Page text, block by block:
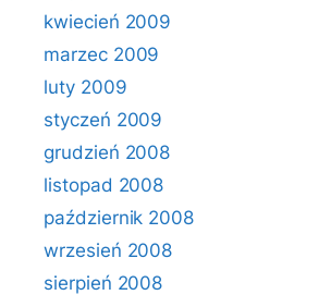
kwiecień 2009
marzec 2009
luty 2009
styczeń 2009
grudzień 2008
listopad 2008
październik 2008
wrzesień 2008
sierpień 2008